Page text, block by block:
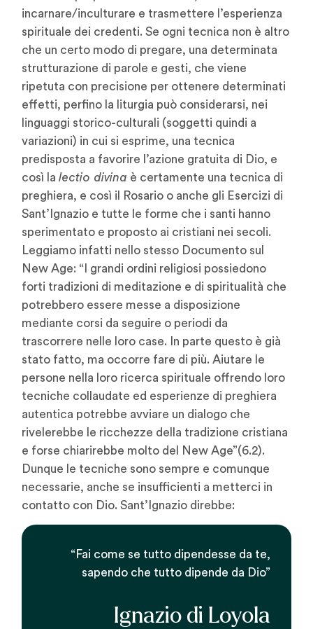
incarnare/inculturare e trasmettere l’esperienza
spirituale dei credenti. Se ogni tecnica non è altro
che un certo modo di pregare, una determinata
strutturazione di parole e gesti, che viene
ripetuta con precisione per ottenere determinati
effetti, perfino la liturgia può considerarsi, nei
linguaggi storico-culturali (soggetti quindi a
variazioni) in cui si esprime, una tecnica
predisposta a favorire l’azione gratuita di Dio, e
così lalectio divina è certamente una tecnica di
preghiera, e così il Rosario o anche gli Esercizi di
Sant’Ignazio e tutte le forme che i santi hanno
sperimentato e proposto ai cristiani nei secoli.
Leggiamo infatti nello stesso Documento sul
New Age: “I grandi ordini religiosi possiedono
forti tradizioni di meditazione e di spiritualità che
potrebbero essere messe a disposizione
mediante corsi da seguire o periodi da
trascorrere nelle loro case. In parte questo è già
stato fatto, ma occorre fare di più. Aiutare le
persone nella loro ricerca spirituale offrendo loro
tecniche collaudate ed esperienze di preghiera
autentica potrebbe avviare un dialogo che
rivelerebbe le ricchezze della tradizione cristiana
e forse chiarirebbe molto del New Age”(6.2).
Dunque le tecniche sono sempre e comunque
necessarie, anche se insufficienti a metterci in
contatto con Dio. Sant’Ignazio direbbe:
“Fai come se tutto dipendesse da te,
sapendo che tutto dipende da Dio”
Ignazio di Loyola